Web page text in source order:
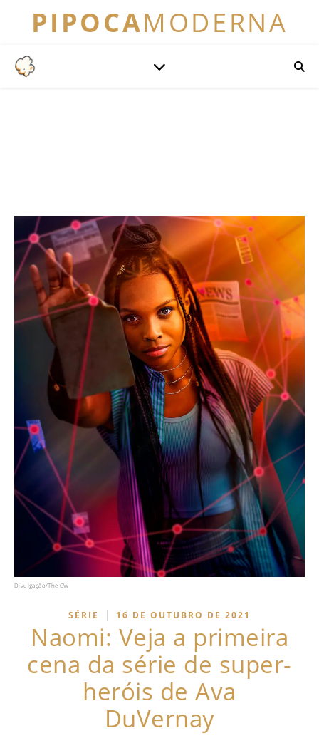
PIPOCAMODERNA
Divulgação/The CW
SÉRIE | 16 DE OUTUBRO DE 2021
Naomi: Veja a primeira
cena da série de super-
heróis de Ava
DuVernay